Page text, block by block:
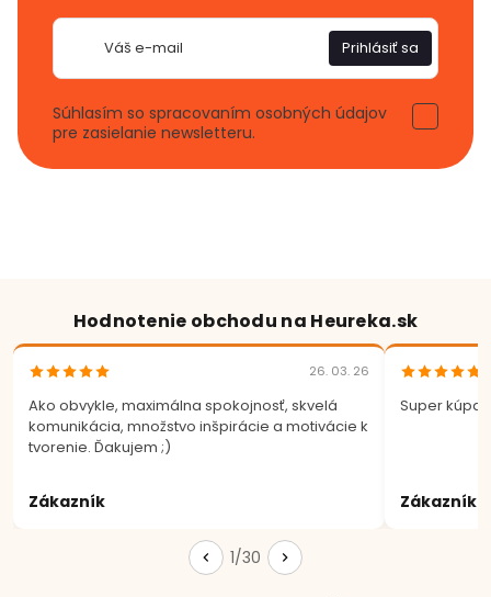
Prihlásiť sa
Súhlasím so spracovaním osobných údajov
pre zasielanie newsletteru.
Hodnotenie obchodu na Heureka.sk
26. 03. 26
Ako obvykle, maximálna spokojnosť, skvelá
komunikácia, množstvo inšpirácie a motivácie k
tvorenie. Ďakujem ;)
Zákazník
Super
Zákazník
1/30